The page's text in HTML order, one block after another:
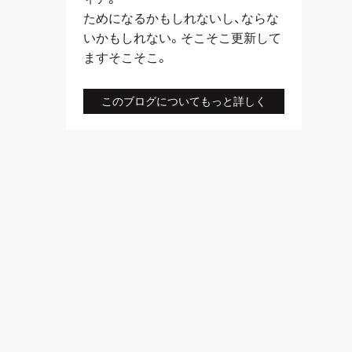
ためになるかもしれないし、ならな
いかもしれない。そこそこ更新して
ますそこそこ。
このブログについてもっと詳しく